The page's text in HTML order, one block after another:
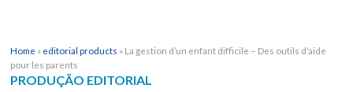
Home » editorial products » La gestion d’un enfant difficile – Des outils d’aide
pour les parents
PRODUÇÃO EDITORIAL